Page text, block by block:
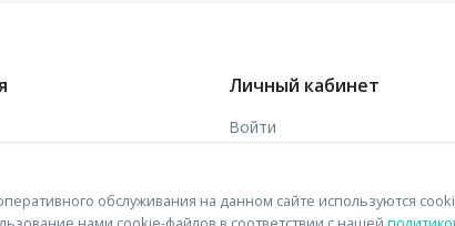
Личный кабинет
Войти
обслуживания на данном сайте используются